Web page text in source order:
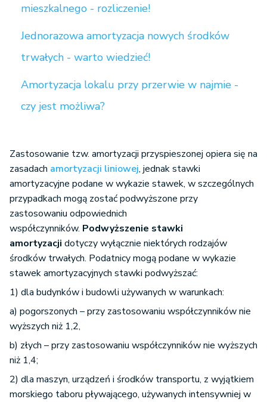
mieszkalnego - rozliczenie!
Jednorazowa amortyzacja nowych środków
trwałych - warto wiedzieć!
Amortyzacja lokalu przy przerwie w najmie -
czy jest możliwa?
Zastosowanie tzw. amortyzacji przyspieszonej opiera się na
zasadach amortyzacji liniowej, jednak stawki
amortyzacyjne podane w wykazie stawek, w szczególnych
przypadkach mogą zostać podwyższone przy
zastosowaniu odpowiednich
współczynników. Podwyższenie stawki
amortyzacji dotyczy wyłącznie niektórych rodzajów
środków trwałych. Podatnicy mogą podane w wykazie
stawek amortyzacyjnych stawki podwyższać:
1) dla budynków i budowli używanych w warunkach:
a) pogorszonych – przy zastosowaniu współczynników nie
wyższych niż 1,2,
b) złych – przy zastosowaniu współczynników nie wyższych
niż 1,4;
2) dla maszyn, urządzeń i środków transportu, z wyjątkiem
morskiego taboru pływającego, używanych intensywniej w